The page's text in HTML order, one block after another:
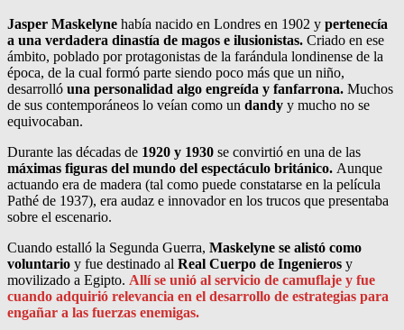
Jasper Maskelyne había nacido en Londres en 1902 y pertenecía
a una verdadera dinastía de magos e ilusionistas. Criado en ese
ámbito, poblado por protagonistas de la farándula londinense de la
época, de la cual formó parte siendo poco más que un niño,
desarrolló una personalidad algo engreída y fanfarrona. Muchos
de sus contemporáneos lo veían como un dandy y mucho no se
equivocaban.
Durante las décadas de 1920 y 1930 se convirtió en una de las
máximas figuras del mundo del espectáculo británico. Aunque
actuando era de madera (tal como puede constatarse en la película
Pathé de 1937), era audaz e innovador en los trucos que presentaba
sobre el escenario.
Cuando estalló la Segunda Guerra, Maskelyne se alistó como
voluntario y fue destinado al Real Cuerpo de Ingenieros y
movilizado a Egipto. Allí se unió al servicio de camuflaje y fue
cuando adquirió relevancia en el desarrollo de estrategias para
engañar a las fuerzas enemigas.